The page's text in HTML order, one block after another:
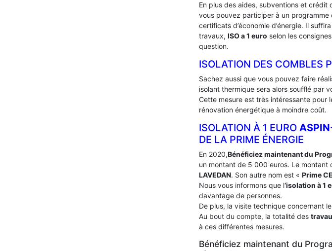
En plus des aides, subventions et crédit
vous pouvez participer à un programme
certificats d’économie d’énergie. Il
travaux, ISO a 1 euro selon les
question.
ISOLATION DES COMBLES
Sachez aussi que vous pouvez faire
isolant thermique sera alors soufflé par
Cette mesure est très intéressante pour
rénovation énergétique à moindre coût.
ISOLATION À 1 EURO
DE LA PRIME ÉNERGIE
En 2020,Bénéficiez maintenant du
un montant de 5 000 euros. Le
LAVEDAN. Son autre nom est « Prime
Nous vous informons que l‘isolation à 1
davantage de personnes.
De plus, la visite technique concernant
Au bout du compte, la totalité des
à ces différentes mesures.
Bénéficiez maintenant du